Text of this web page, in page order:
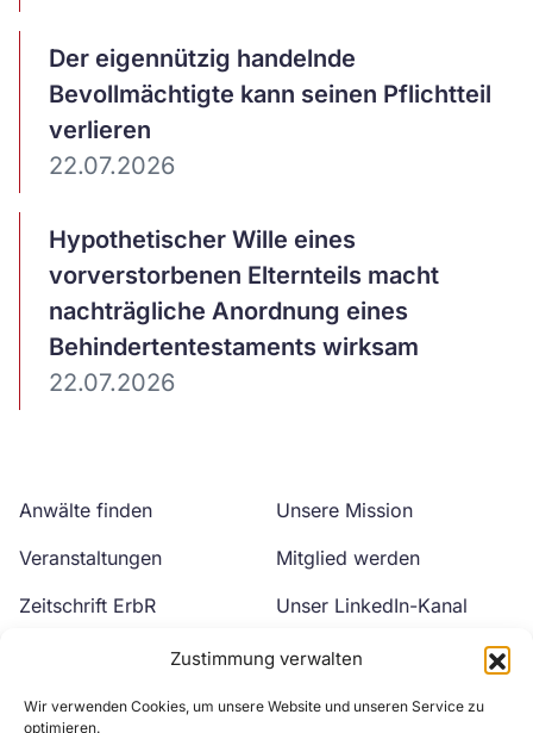
Zustimmung verwalten
Wir verwenden Cookies, um unsere Website und unseren Service zu
optimieren.
Der eigennützig handelnde
Bevollmächtigte kann seinen Pflichtteil
verlieren
22.07.2026
Artikel
ansehen
Hypothetischer Wille eines
vorverstorbenen Elternteils macht
nachträgliche Anordnung eines
Behindertentestaments wirksam
22.07.2026
Artikel
ansehen
Anwälte finden
Veranstaltungen
Zeitschrift ErbR
Unsere Mission
Mitglied werden
Unser LinkedIn-Kanal
Unser YouTube-Kanal